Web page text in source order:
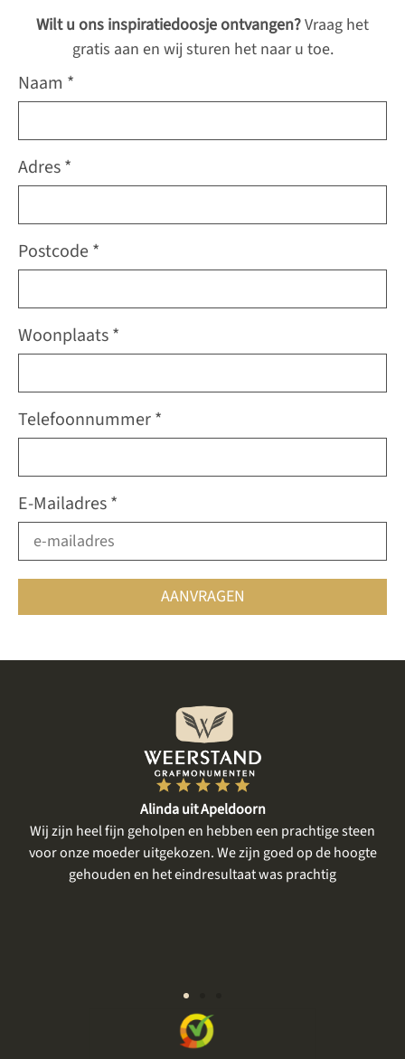
Wilt u ons inspiratiedoosje ontvangen?Vraag het
gratis aan en wij sturen het naar u toe.
Naam *
Adres *
Postcode *
Woonplaats *
Telefoonnummer *
E-Mailadres *
AANVRAGEN
Alinda uit Apeldoorn
geholpen en hebben een prachtige steen
uitgekozen. We zijn goed op de hoogte
en het eindresultaat was prachtig
Wij zijn zeker
was tijd voor mijn
en bespreken